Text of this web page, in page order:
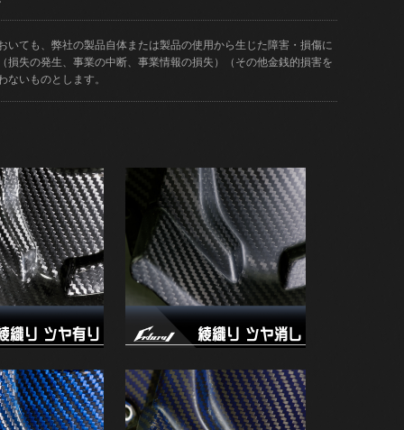
いても、弊社の製品自体または製品の使用から生じた障害・損傷に
損失の発生、事業の中断、事業情報の損失）（その他金銭的損害を
ないものとします。